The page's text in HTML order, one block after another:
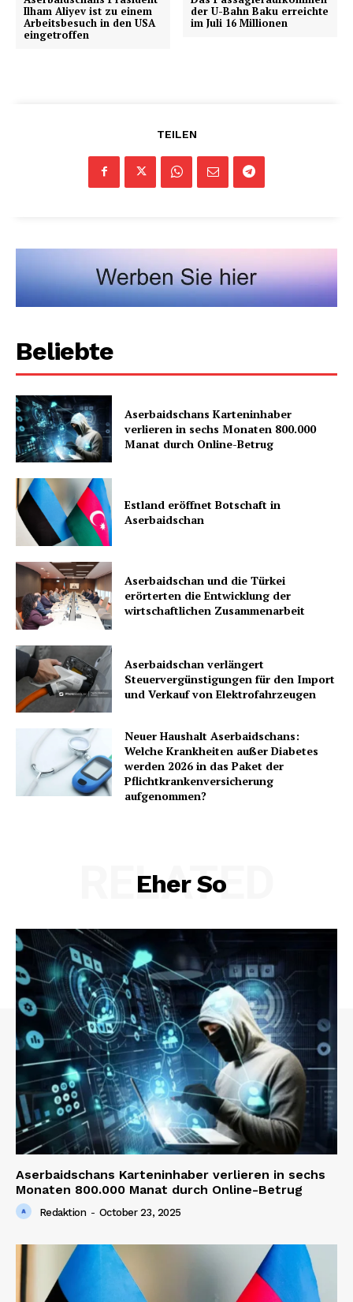
Ilham Aliyev ist zu einem
Arbeitsbesuch in den USA
eingetroffen
der U-Bahn Baku erreichte
im Juli 16 Millionen
TEILEN
Beliebte
Aserbaidschans Karteninhaber
verlieren in sechs Monaten 800.000
Manat durch Online-Betrug
Estland eröffnet Botschaft in
Aserbaidschan
Aserbaidschan und die Türkei
erörterten die Entwicklung der
wirtschaftlichen Zusammenarbeit
Aserbaidschan verlängert
Steuervergünstigungen für den Import
und Verkauf von Elektrofahrzeugen
Neuer Haushalt Aserbaidschans:
Welche Krankheiten außer Diabetes
werden 2026 in das Paket der
Pflichtkrankenversicherung
aufgenommen?
Eher So
RELATED
Aserbaidschans Karteninhaber verlieren in sechs
Monaten 800.000 Manat durch Online-Betrug
Redaktion - October 23, 2025